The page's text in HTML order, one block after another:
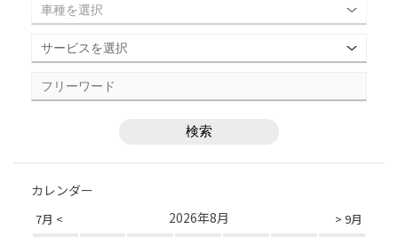
カレンダー
7月 < > 9月
2026年8月